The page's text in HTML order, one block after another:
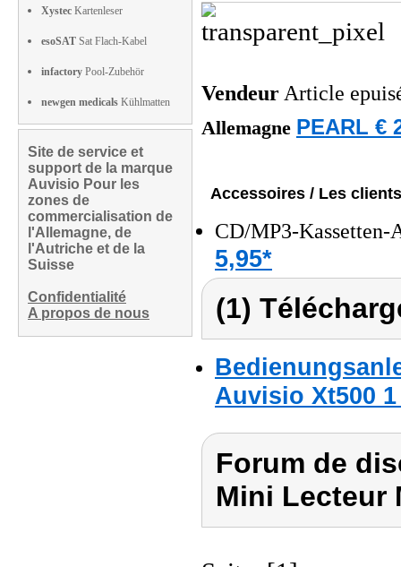
Xystec Kartenleser
esoSAT Sat Flach-Kabel
infactory Pool-Zubehör
newgen medicals Kühlmatten
Site de service et
support de la marque
Auvisio Pour les
zones de
commercialisation de
l'Allemagne, de
l'Autriche et de la
Suisse
Confidentialité
A propos de nous
Vendeur Article
Allemagne PEARL €
Accessoires / Les
CD/MP3-
5,95*
(1)
Auvisio Xt500
Forum de
Mini Lecteur